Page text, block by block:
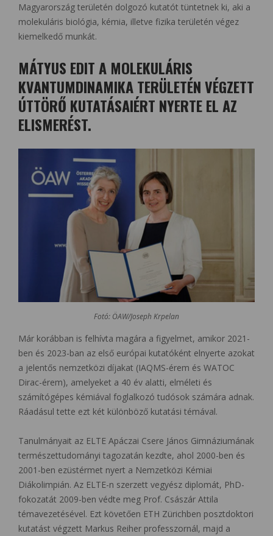
Magyarország területén dolgozó kutatót tüntetnek ki, aki a
molekuláris biológia, kémia, illetve fizika területén végez
kiemelkedő munkát.
MÁTYUS EDIT A MOLEKULÁRIS
KVANTUMDINAMIKA TERÜLETÉN VÉGZETT
ÚTTÖRŐ KUTATÁSAIÉRT NYERTE EL AZ
ELISMERÉST.
Fotó: ÖAW/Joseph Krpelan
Már korábban is felhívta magára a figyelmet, amikor 2021-
ben és 2023-ban az első európai kutatóként elnyerte azokat
a jelentős nemzetközi díjakat (IAQMS-érem és WATOC
Dirac-érem), amelyeket a 40 év alatti, elméleti és
számítógépes kémiával foglalkozó tudósok számára adnak.
Ráadásul tette ezt két különböző kutatási témával.
Tanulmányait az ELTE Apáczai Csere János Gimnáziumának
természettudományi tagozatán kezdte, ahol 2000-ben és
2001-ben ezüstérmet nyert a Nemzetközi Kémiai
Diákolimpián. Az ELTE-n szerzett vegyész diplomát, PhD-
fokozatát 2009-ben védte meg Prof. Császár Attila
témavezetésével. Ezt követően ETH Zürichben posztdoktori
kutatást végzett Markus Reiher professzornál, majd a